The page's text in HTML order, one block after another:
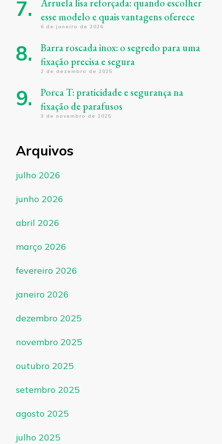
Arruela lisa reforçada: quando escolher
esse modelo e quais vantagens oferece
6 de janeiro de 2026
Barra roscada inox: o segredo para uma
fixação precisa e segura
2 de dezembro de 2025
Porca T: praticidade e segurança na
fixação de parafusos
3 de novembro de 2025
Arquivos
julho 2026
junho 2026
abril 2026
março 2026
fevereiro 2026
janeiro 2026
dezembro 2025
novembro 2025
outubro 2025
setembro 2025
agosto 2025
julho 2025